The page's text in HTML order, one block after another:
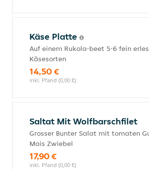
Käse Platte
Auf einem Rukola-beet 5-6 fein
Käsesorten
14,50 €
inkl. Pfand (0,00 €)
Saltat Mit Wolfbarschfilet
Grosser Bunter Salat mit tomaten
Mais Zwiebel
17,90 €
inkl. Pfand (0,00 €)